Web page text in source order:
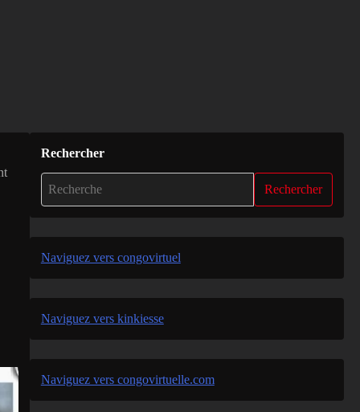
Rechercher
Rechercher
Naviguez vers congovirtuel
Naviguez vers kinkiesse
Naviguez vers congovirtuelle.com